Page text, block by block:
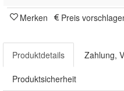
Merken Preis
Produktdetails Zahlung,
Produktsicherheit